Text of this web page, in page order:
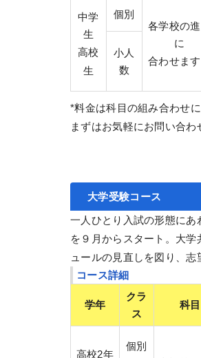
中学
生
高校
生
個別
各学校の
に
合わせます
小人
数
*料金は科目の組み合わせ
まずはお気軽にお問い合わ
大学受験コー
一人ひとり入試の形態に
を９月からスタート。大
ュールの見直しを図り、志
コース詳細
学年
クラ
ス
科目
高校2年
個別